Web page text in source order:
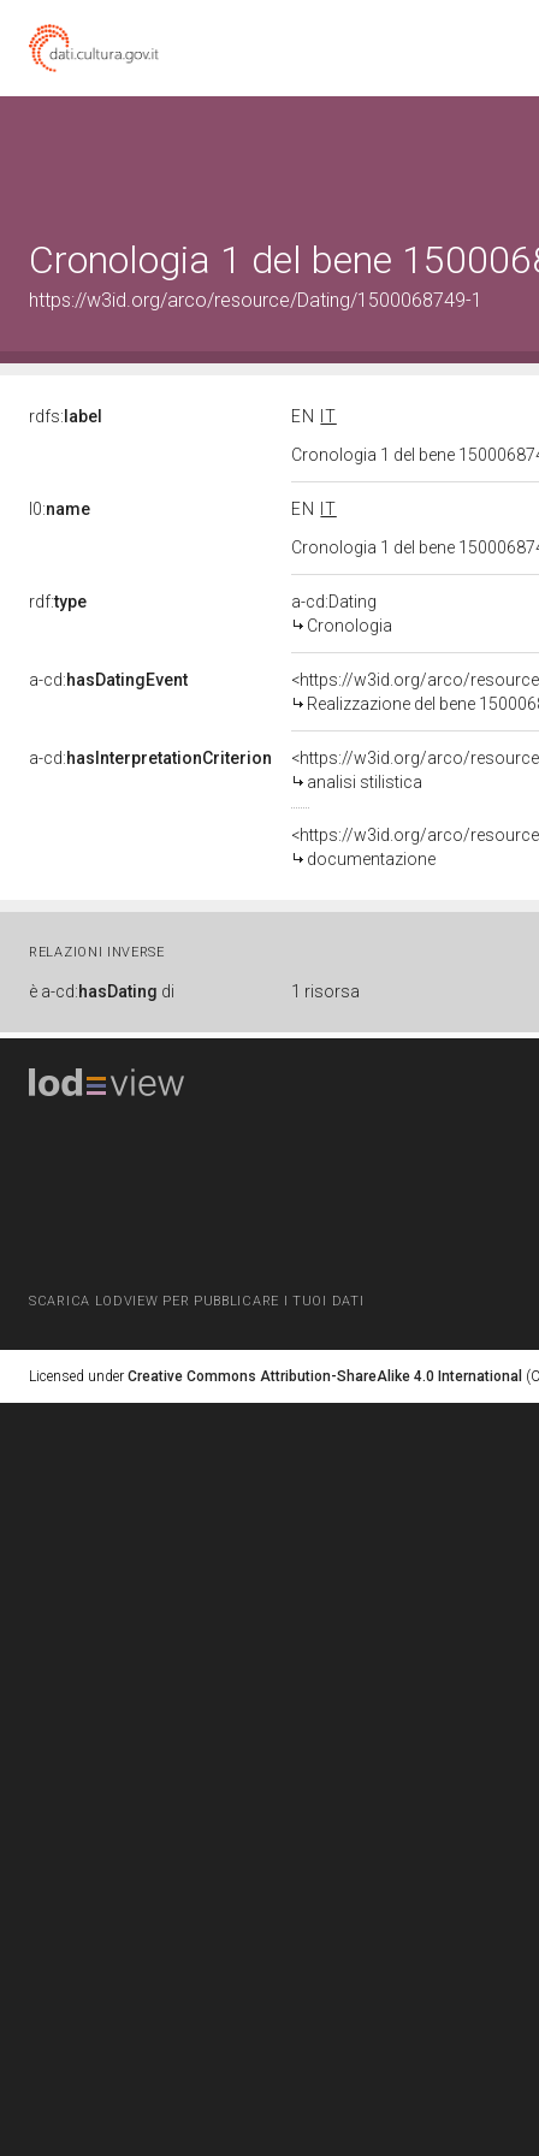
Cronologia 1 del bene
https://w3id.org/arco/resource/Dating/1500068749-1
rdfs: label EN
IT
Cronologia 1 del bene
l0:name EN
IT
Cronologia 1 del bene
rdf:type
a-cd:Dating
Cronologia
a-cd:hasDatingEvent
<https://w3id.org/arco/
Realizzazione del bene
a-cd:hasInterpretationCriterion
<https://w3id.org/arco/
analisi stilistica
<https://w3id.org/arco/
documentazione
RELAZIONI INVERSE
è a-cd:hasDating di 1 risorsa
SCARICA LODVIEW PER PUBBLICARE I TUOI DATI
Licensed under Creative Commons Attribution-ShareAlike 4.0 International